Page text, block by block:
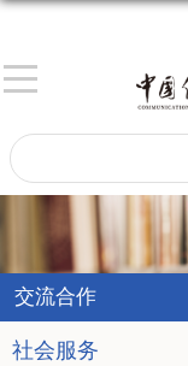
交流合作
社会服务